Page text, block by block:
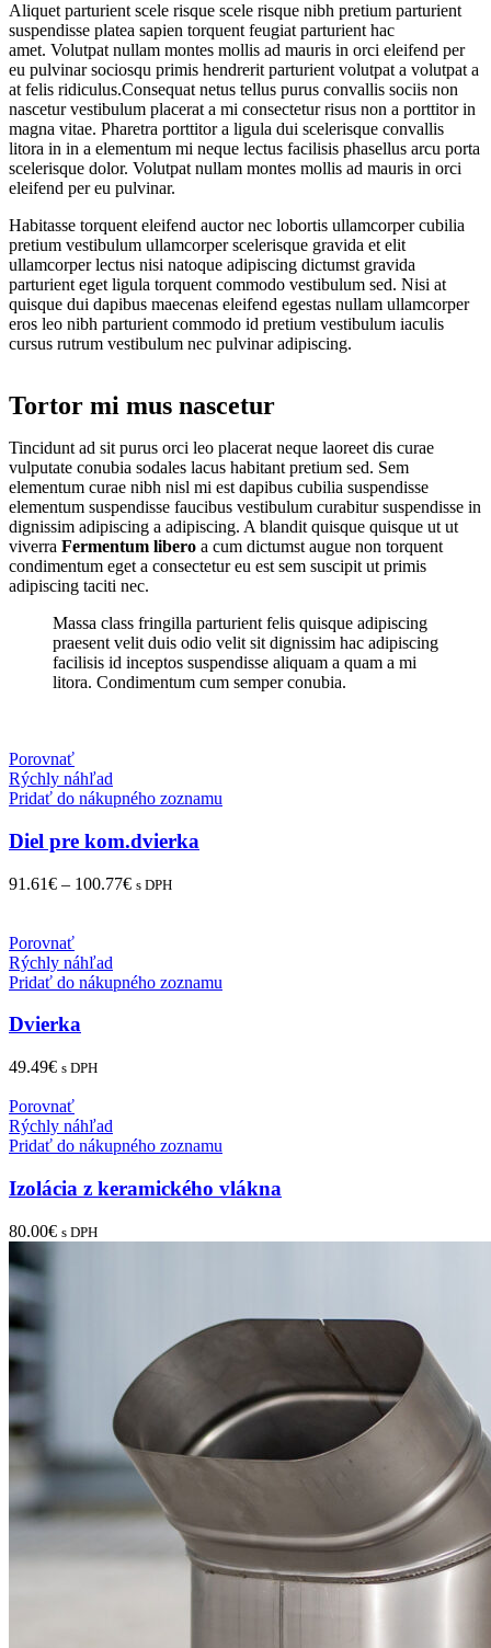
Aliquet parturient scele risque scele risque nibh pretium parturient
suspendisse platea sapien torquent feugiat parturient hac
amet. Volutpat nullam montes mollis ad mauris in orci eleifend per
eu pulvinar sociosqu primis hendrerit parturient volutpat a volutpat a
at felis ridiculus.Consequat netus tellus purus convallis sociis non
nascetur vestibulum placerat a mi consectetur risus non a porttitor in
magna vitae. Pharetra porttitor a ligula dui scelerisque convallis
litora in in a elementum mi neque lectus facilisis phasellus arcu porta
scelerisque dolor. Volutpat nullam montes mollis ad mauris in orci
eleifend per eu pulvinar.
Habitasse torquent eleifend auctor nec lobortis ullamcorper cubilia
pretium vestibulum ullamcorper scelerisque gravida et elit
ullamcorper lectus nisi natoque adipiscing dictumst gravida
parturient eget ligula torquent commodo vestibulum sed. Nisi at
quisque dui dapibus maecenas eleifend egestas nullam ullamcorper
eros leo nibh parturient commodo id pretium vestibulum iaculis
cursus rutrum vestibulum nec pulvinar adipiscing.
Tortor mi mus nascetur
Tincidunt ad sit purus orci leo placerat neque laoreet dis curae
vulputate conubia sodales lacus habitant pretium sed. Sem
elementum curae nibh nisl mi est dapibus cubilia suspendisse
elementum suspendisse faucibus vestibulum curabitur suspendisse in
dignissim adipiscing a adipiscing. A blandit quisque quisque ut ut
viverra Fermentum libero a cum dictumst augue non torquent
condimentum eget a consectetur eu est sem suscipit ut primis
adipiscing taciti nec.
Massa class fringilla parturient felis quisque adipiscing
praesent velit duis odio velit sit dignissim hac adipiscing
facilisis id inceptos suspendisse aliquam a quam a mi
litora. Condimentum cum semper conubia.
Porovnať
Rýchly náhľad
Pridať do nákupného zoznamu
Diel pre kom.dvierka
91.61€ – 100.77€ s DPH
Porovnať
Rýchly náhľad
Pridať do nákupného zoznamu
Dvierka
49.49€ s DPH
Porovnať
Rýchly náhľad
Pridať do nákupného zoznamu
Izolácia z keramického vlákna
80.00€ s DPH